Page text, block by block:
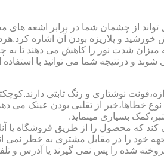
از چشمان شما در برابر اشعه
باشد می توان به محافظت 100 درصد در برابر اشعه فرابنفش
شدت نور را کاهش می دهند تا به
و درنتیجه شما می توانید با
نوشتاری و رنگ ثابتی
خطاها،خبر از تقلبی بودن عینک می
بسیاری مینماید.
محصول را از طریق فروشگاه یا
خود را در مقابل مشتری به خطر
شده را پس نمی گیرند یا آدرس و